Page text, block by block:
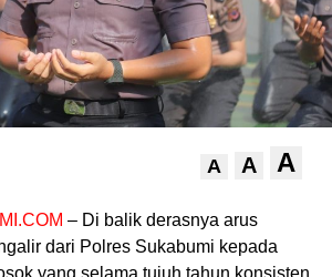
A A A
– Di balik derasnya arus
dari Polres Sukabumi kepada
yang selama tujuh tahun konsisten